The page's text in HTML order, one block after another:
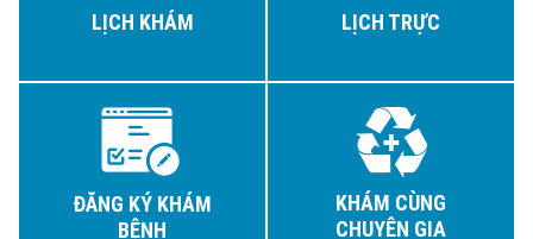
LỊCH KHÁM LỊCH TRỰC
ĐĂNG KÝ KHÁM
BỆNH
KHÁM CÙNG
CHUYÊN GIA